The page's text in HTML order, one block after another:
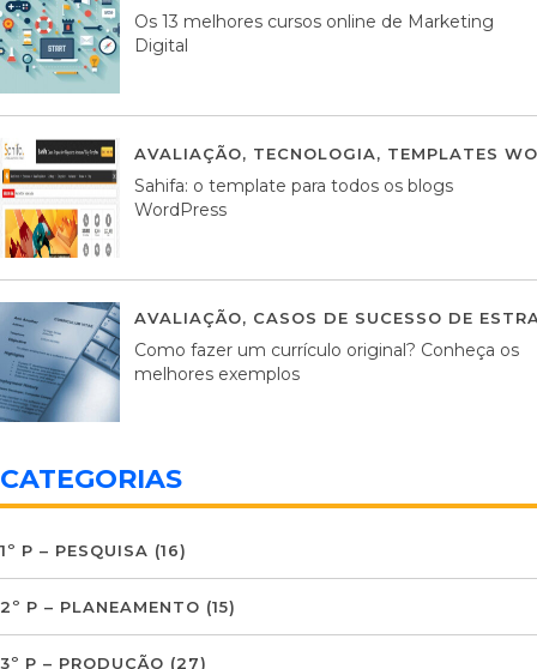
Os 13 melhores cursos online de Marketing
Digital
AVALIAÇÃO, TECNOLOGIA, TEMPLATES
Sahifa: o template para todos os blogs
WordPress
AVALIAÇÃO, CASOS DE SUCESSO DE
Como fazer um currículo original? Conheça os
melhores exemplos
CATEGORIAS
1º P – PESQUISA (16)
2º P – PLANEAMENTO (15)
3º P – PRODUÇÃO (27)